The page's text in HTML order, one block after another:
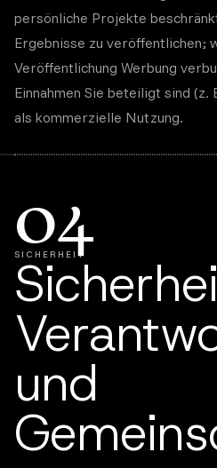
persönliche Projekte
Ergebnisse zu veröffentlichen;
Veröffentlichung Werbung
Einnahmen Sie beteiligt sind
als kommerzielle Nutzung.
04
SICHERHEIT
und